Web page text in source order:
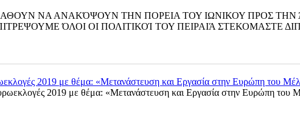
ΝΑ ΑΝΑΚΌΨΟΥΝ ΤΗΝ ΠΟΡΕΙΑ ΤΟΥ ΙΩΝΙΚΟΥ ΠΡΟΣ ΤΗΝ
ΌΛΟΙ ΟΙ ΠΟΛΙΤΙΚΟΊ ΤΟΥ ΠΕΙΡΑΙΆ ΣΤΕΚΟΜΑΣΤΕ
2019 με θέμα: «Μετανάστευση και Εργασία στην Ευρώπη του